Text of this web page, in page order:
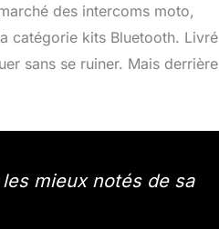
des intercoms moto,
catégorie kits Bluetooth. Livré
sans se ruiner. Mais derrière
mieux notés de sa